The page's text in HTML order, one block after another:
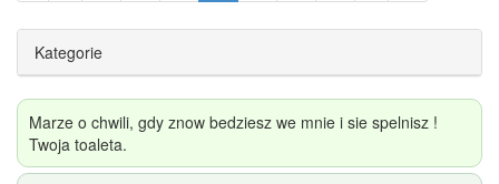
Kategorie
Marze o chwili, gdy znow bedziesz we mnie i sie spelnisz !
Twoja toaleta.